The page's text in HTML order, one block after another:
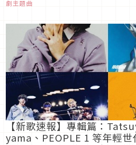
讓台港兩地的粉絲激動不已！在搶票之前
劇主題曲
【新歌速報】專輯篇：
yama、PEOPLE 1 等年輕世